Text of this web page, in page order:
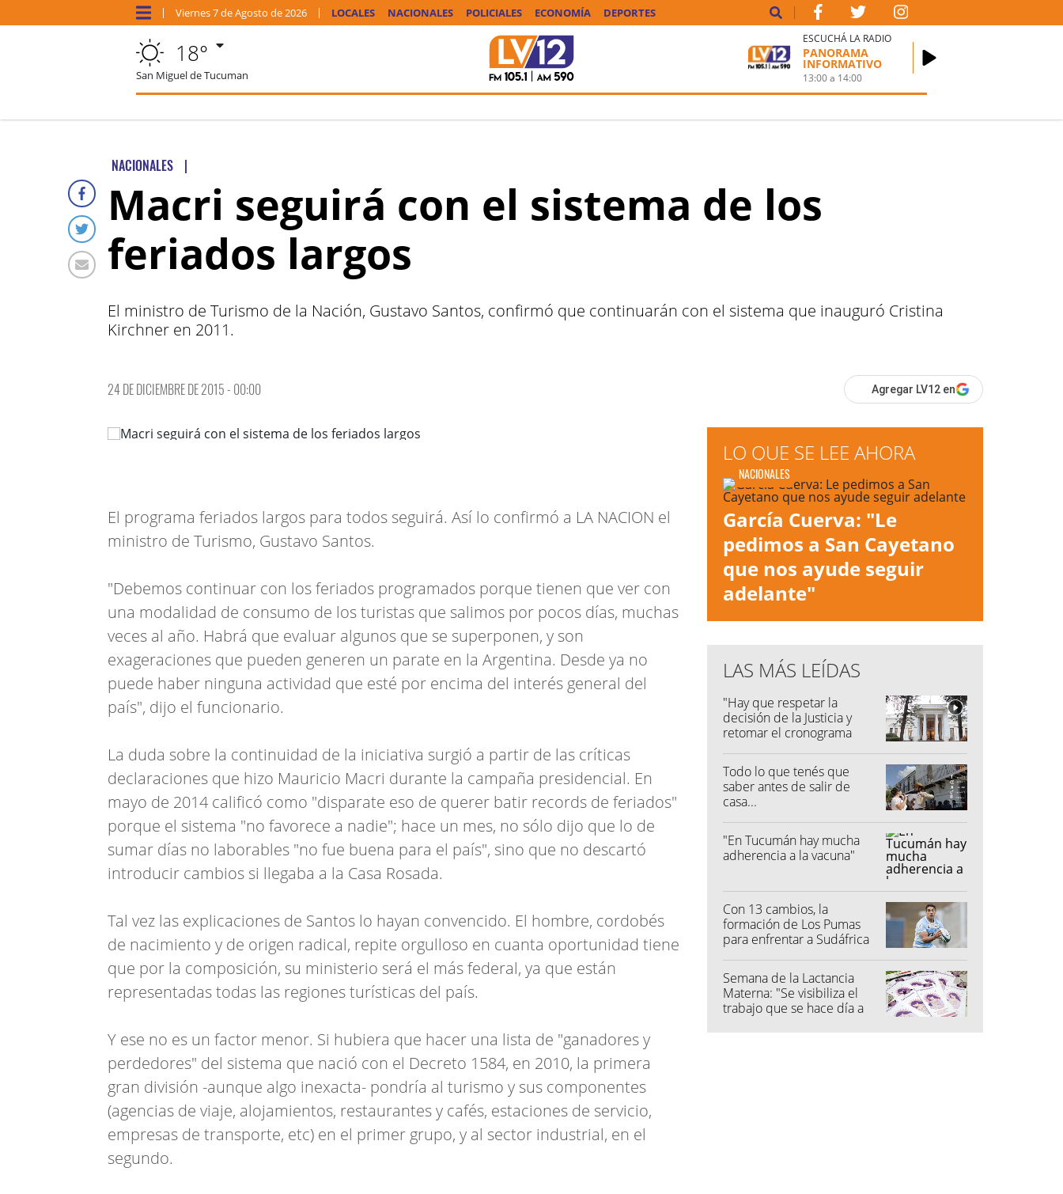
Viernes7 deAgosto de 2026 LOCALES NACIONALES POLICIALES ECONOMÍA DEPORTES
18°
San Miguel de Tucuman
ESCUCHÁ LA RADIO
PANORAMA
INFORMATIVO
13:00a 14:00
NACIONALES |
Macri seguirá con el sistema de los
feriados largos
El ministro de Turismo de la Nación, Gustavo Santos, confirmó que continuarán con el sistema que inauguró Cristina
Kirchner en 2011.
24 DE DICIEMBRE DE 2015 - 00:00 Agregar LV12 en
El programa feriados largos para todos seguirá. Así lo confirmó a LA NACION el
ministro de Turismo, Gustavo Santos.
"Debemos continuar con los feriados programados porque tienen que ver con
una modalidad de consumo de los turistas que salimos por pocos días, muchas
veces al año. Habrá que evaluar algunos que se superponen, y son
exageraciones que pueden generen un parate en la Argentina. Desde ya no
puede haber ninguna actividad que esté por encima del interés general del
país", dijo el funcionario.
La duda sobre la continuidad de la iniciativa surgió a partir de las críticas
declaraciones que hizo Mauricio Macri durante la campaña presidencial. En
mayo de 2014 calificó como "disparate eso de querer batir records de feriados"
porque el sistema "no favorece a nadie"; hace un mes, no sólo dijo que lo de
sumar días no laborables "no fue buena para el país", sino que no descartó
introducir cambios si llegaba a la Casa Rosada.
Tal vez las explicaciones de Santos lo hayan convencido. El hombre, cordobés
de nacimiento y de origen radical, repite orgulloso en cuanta oportunidad tiene
que por la composición, su ministerio será el más federal, ya que están
representadas todas las regiones turísticas del país.
Y ese no es un factor menor. Si hubiera que hacer una lista de "ganadores y
perdedores" del sistema que nació con el Decreto 1584, en 2010, la primera
gran división -aunque algo inexacta- pondría al turismo y sus componentes
(agencias de viaje, alojamientos, restaurantes y cafés, estaciones de servicio,
empresas de transporte, etc) en el primer grupo, y al sector industrial, en el
segundo.
LO QUE SE LEE AHORA
NACIONALES
García Cuerva: "Le
pedimos a San Cayetano
que nos ayude seguir
adelante"
LAS MÁS LEÍDAS
"Hay que respetar la
decisión de la Justicia y
retomar el cronograma
Todo lo que tenés que
saber antes de salir de
casa...
"En Tucumán hay mucha
adherencia a la vacuna"
Con 13 cambios, la
formación de Los Pumas
para enfrentar a Sudáfrica
Semana de la Lactancia
Materna: "Se visibiliza el
trabajo que se hace día a